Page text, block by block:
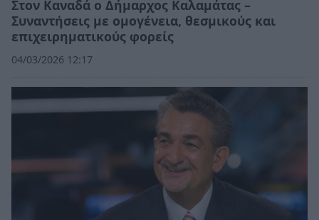
Στον Καναδά ο Δήμαρχος Καλαμάτας –
Συναντήσεις με ομογένεια, θεσμικούς και
επιχειρηματικούς φορείς
04/03/2026 12:17